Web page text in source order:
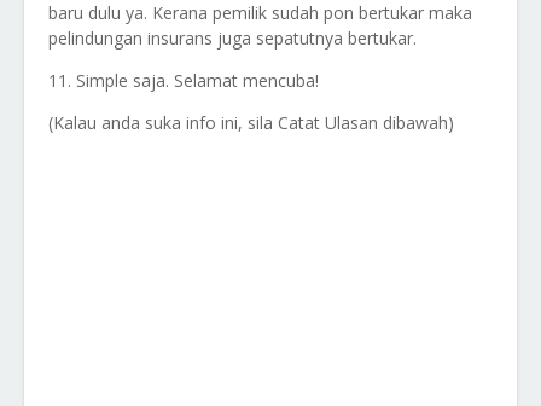
baru dulu ya. Kerana pemilik sudah pon bertukar maka
pelindungan insurans juga sepatutnya bertukar.
11. Simple saja. Selamat mencuba!
(Kalau anda suka info ini, sila Catat Ulasan dibawah)